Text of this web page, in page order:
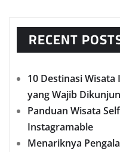
RECENT
10 Destinasi
yang Wajib
Panduan Wisata
Instagramable
Menariknya